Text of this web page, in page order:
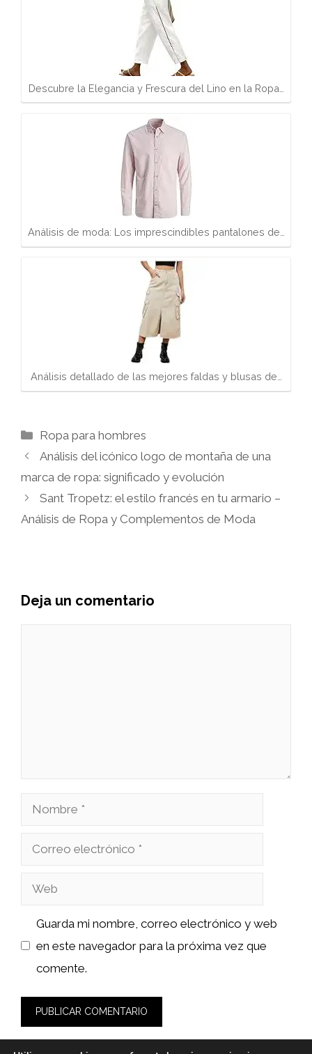
Descubre la Elegancia y Frescura del Lino en la Ropa…
Análisis de moda: Los imprescindibles pantalones de…
Análisis detallado de las mejores faldas y blusas de…
Categorías
Ropa para hombres
Análisis del icónico logo de montaña de una
marca de ropa: significado y evolución
Sant Tropetz: el estilo francés en tu armario –
Análisis de Ropa y Complementos de Moda
Deja un comentario
Nombre
Correo
Web
Guarda mi nombre, correo electrónico y web
en este navegador para la próxima vez que
comente.